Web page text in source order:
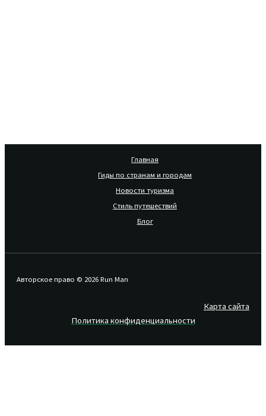
Главная
Гиды по странам и городам
Новости туризма
Стиль путешествий
Блог
Авторское право © 2026 Run Man
Карта сайта
Политика конфиденциальности